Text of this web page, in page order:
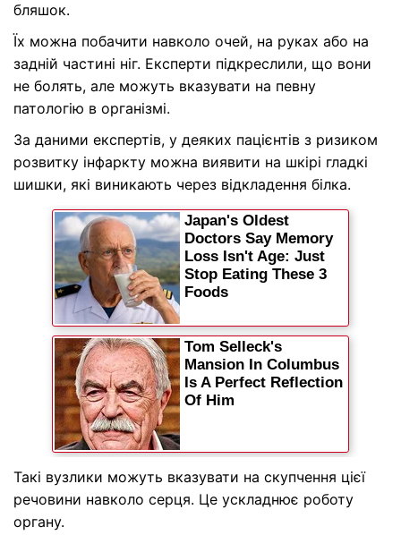
бляшок.
Їх можна побачити навколо очей, на руках або на
задній частині ніг. Експерти підкреслили, що вони
не болять, але можуть вказувати на певну
патологію в організмі.
За даними експертів, у деяких пацієнтів з ризиком
розвитку інфаркту можна виявити на шкірі гладкі
шишки, які виникають через відкладення білка.
Такі вузлики можуть вказувати на скупчення цієї
речовини навколо серця. Це ускладнює роботу
органу.